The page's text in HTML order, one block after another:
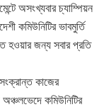
অসংখ্যবার চ্যাম্পিয়ন
কমিউনিটির ভাবমুর্তি
হওয়ার জন্য সবার প্রতি
কাজের
কমিউনিটির